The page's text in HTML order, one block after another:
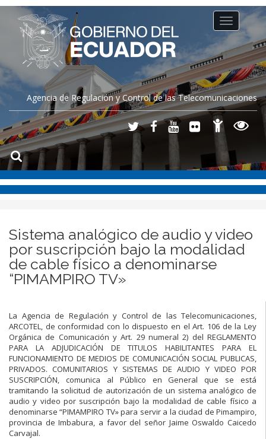
Agencia de Regulación y Control de las Telecomunicaciones
Toggle
navigation
Sistema analógico de audio y video
por suscripción bajo la modalidad
de cable físico a denominarse
“PIMAMPIRO TV»
La Agencia de Regulación y Control de las Telecomunicaciones,
ARCOTEL, de conformidad con lo dispuesto en el Art. 106 de la Ley
Orgánica de Comunicación y Art. 29 numeral 2) del REGLAMENTO
PARA LA ADJUDICACIÓN DE TITULOS HABILITANTES PARA EL
FUNCIONAMIENTO DE MEDIOS DE COMUNICACIÓN SOCIAL PUBLICAS,
PRIVADOS. COMUNITARIOS Y SISTEMAS DE AUDIO Y VIDEO POR
SUSCRIPCIÓN, comunica al Público en General que se está
tramitando la solicitud de autorización de un sistema analógico de
audio y video por suscripción bajo la modalidad de cable físico a
denominarse “PIMAMPIRO TV» para servir a la ciudad de Pimampiro,
provincia de Imbabura, a favor del señor Jaime Oswaldo Caicedo
Carvajal.